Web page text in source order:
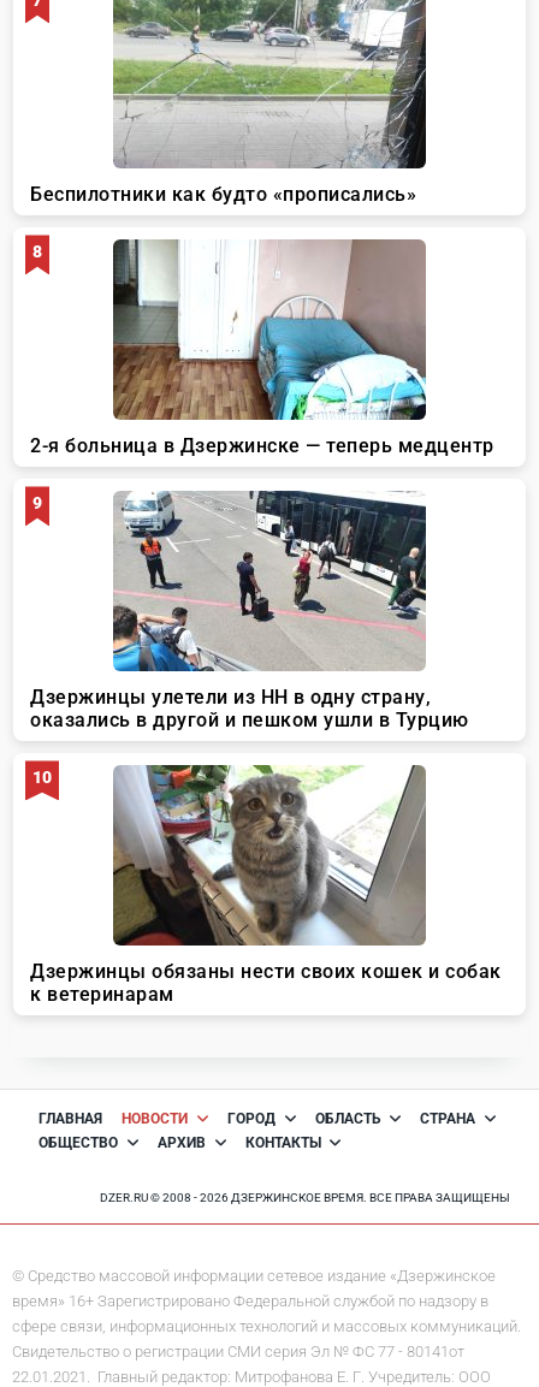
ГЛАВНАЯ НОВОСТИ ГОРОД ОБЛАСТЬ
СТРАНА
ОБЩЕСТВО
АРХИВ КОНТАКТЫ
DZER.RU © 2008 - 2026 ДЗЕРЖИНСКОЕ ВРЕМЯ. ВСЕ ПРАВА ЗАЩИЩЕНЫ
© Средство массовой информации сетевое издание «Дзержинское
время» 16+ Зарегистрировано Федеральной службой по надзору в
сфере связи, информационных технологий и массовых коммуникаций.
Свидетельство о регистрации СМИ серия Эл № ФС 77 - 80141от
22.01.2021. Главный редактор: Митрофанова Е. Г. Учредитель: ООО